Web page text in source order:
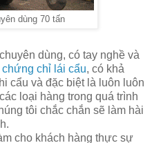
dùng 70 tấn
dùng, có tay nghề và
chứng chỉ lái cẩu, có khả
cẩu và đặc biệt là luôn luôn
loại hàng trong quá trình
tôi chắc chắn sẽ làm hài
cho khách hàng thực sự